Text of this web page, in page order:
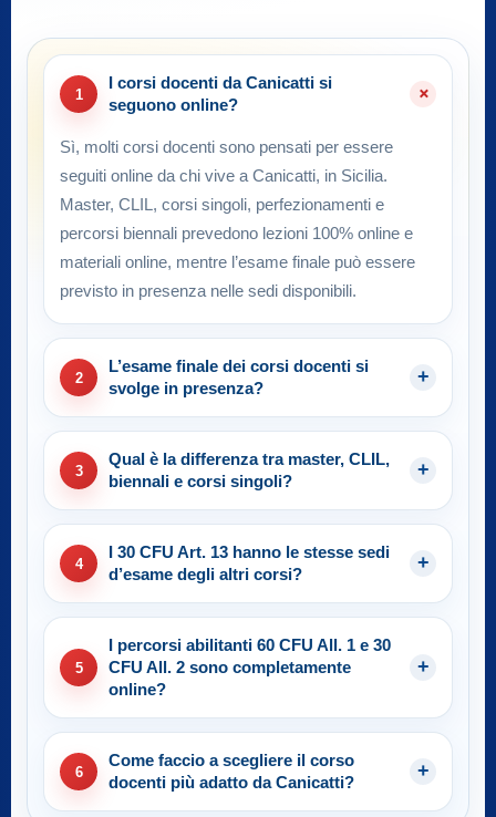
1
I corsi docenti da Canicatti si
seguono online?
Sì, molti corsi docenti sono pensati per essere
seguiti online da chi vive a Canicatti, in Sicilia.
Master, CLIL, corsi singoli, perfezionamenti e
percorsi biennali prevedono lezioni 100% online e
materiali online, mentre l’esame finale può essere
previsto in presenza nelle sedi disponibili.
2
L’esame finale dei corsi docenti si
svolge in presenza?
3
Qual è la differenza tra master, CLIL,
biennali e corsi singoli?
4
I 30 CFU Art. 13 hanno le stesse sedi
d’esame degli altri corsi?
5
I percorsi abilitanti 60 CFU All. 1 e 30
CFU All. 2 sono completamente
online?
6
Come faccio a scegliere il corso
docenti più adatto da Canicatti?